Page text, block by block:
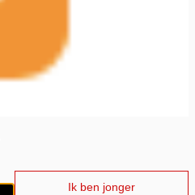
Ik ben jonger